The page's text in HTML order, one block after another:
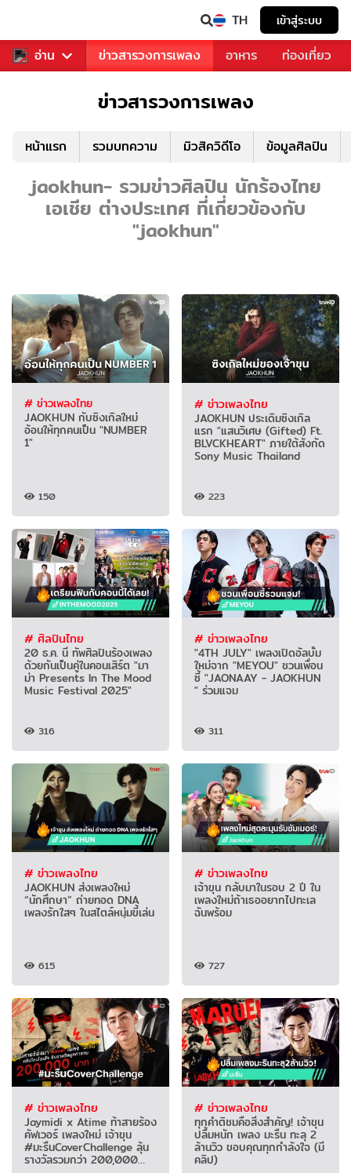
TH เข้าสู่ระบบ
อ่าน
ข่าวบันเทิง ข่าวสารวงการเพลง อาหาร ท่องเที่ยว
ข่าวสารวงการเพลง
หน้าแรก รวมบทความ มิวสิควิดีโอ ข้อมูลศิลปิน
jaokhun- รวมข่าวศิลปิน นักร้องไทย
เอเชีย ต่างประเทศ ที่เกี่ยวข้องกับ
"jaokhun"
# ข่าวเพลงไทย
JAOKHUN กับซิงเกิลใหม่
อ้อนให้ทุกคนเป็น "NUMBER
1"
150
# ข่าวเพลงไทย
JAOKHUN ประเดิมซิงเกิล
แรก "แสนวิเศษ (Gifted) Ft.
BLVCKHEART" ภายใต้สังกัด
Sony Music Thailand
223
# ศิลปินไทย
20 ธ.ค. นี้ ทัพศิลปินร้องเพลง
ด้วยกันเป็นคู่ในคอนเสิร์ต "มา
ม่า Presents In The Mood
Music Festival 2025"
316
# ข่าวเพลงไทย
"4TH JULY" เพลงเปิดอัลบั้ม
ใหม่จาก "MEYOU" ชวนเพื่อน
ซี้ "JAONAAY - JAOKHUN
"​ ร่วมแจม
311
# ข่าวเพลงไทย
JAOKHUN ส่งเพลงใหม่
“นักศึกษา” ถ่ายทอด DNA
เพลงรักใสๆ ในสไตล์หนุ่มขี้เล่น
615
# ข่าวเพลงไทย
เจ้าขุน กลับมาในรอบ 2 ปี ใน
เพลงใหม่ถ้าเธออยากไปทะเล
ฉันพร้อม
727
# ข่าวเพลงไทย
Jaymidi x Atime ท้าสายร้อง
คัฟเวอร์ เพลงใหม่ เจ้าขุน
#มะรืนCoverChallenge ลุ้น
รางวัลรวมกว่า 200,000
# ข่าวเพลงไทย
ทุกคำติชมคือสิ่งสำคัญ! เจ้าขุน
ปลื้มหนัก เพลง มะรืน ทะลุ 2
ล้านวิว ขอบคุณทุกกำลังใจ (มี
คลิป)